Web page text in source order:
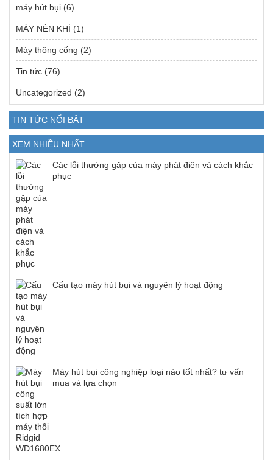
máy hút bụi (6)
MÁY NÉN KHÍ (1)
Máy thông cống (2)
Tin tức (76)
Uncategorized (2)
TIN TỨC NỔI BẬT
XEM NHIỀU NHẤT
Các lỗi thường gặp của máy phát điện và cách khắc
phục
Cấu tạo máy hút bụi và nguyên lý hoạt động
Máy hút bụi công nghiệp loại nào tốt nhất? tư vấn
mua và lựa chọn